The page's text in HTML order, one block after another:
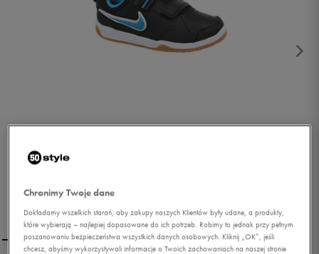
Chronimy Twoje dane
Dokładamy wszelkich starań, aby zakupy naszych Klientów były udane, a produkty,
które wybierają – najlepiej dopasowane do ich potrzeb. Robimy to jednak przy pełnym
poszanowaniu bezpieczeństwa wszystkich danych osobowych. Kliknij „OK”, jeśli
chcesz, abyśmy wykorzystywali informacje o Twoich zachowaniach na naszej stronie